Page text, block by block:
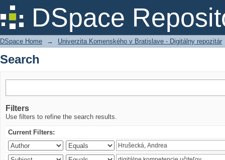
DSpace
Search
DSpace Home → Univerzita Komenského v Bratislave - Digitálny repozitár
Search
Filters
Use filters to refine the search results.
Current Filters: